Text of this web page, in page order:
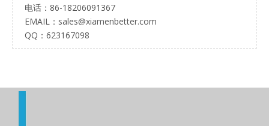
电话：86-18206091367
EMAIL： sales@xiamenbetter.com
QQ：623167098